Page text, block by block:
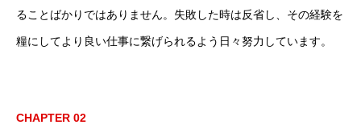
ることばかりではありません。失敗した時は反省し、その経験を
糧にしてより良い仕事に繋げられるよう日々努力しています。
CHAPTER 02